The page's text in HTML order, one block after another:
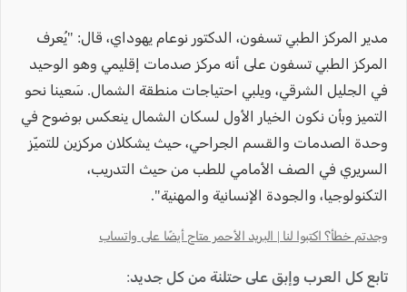
مدير المركز الطبي تسفون، الدكتور نوعام يهوداي، قال: "يُعرف
المركز الطبي تسفون على أنه مركز صدمات إقليمي وهو الوحيد
في الجليل الشرقي، ويلبي احتياجات منطقة الشمال. سَعينا نحو
التميز وبأن نكون الخيار الأول لسكان الشمال ينعكس بوضوح في
وحدة الصدمات والقسم الجراحي، حيث يشكلان مركزين للتميّز
السريري في الصف الأمامي للطب من حيث التدريب،
التكنولوجيا، والجودة الإنسانية والمهنية".
وجدتم خطأ؟ اكتبوا لنا | البريد الأحمر متاح أيضًا على واتساب
تابع كل العرب وإبق على حتلنة من كل جديد: